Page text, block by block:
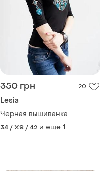
350 грн 20
Lesia
Черная вышиванка
34 / XS / 42 и еще 1